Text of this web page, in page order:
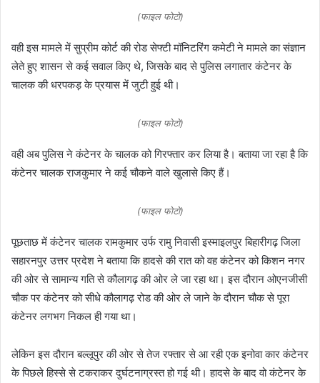
(फाइल फोटो)
वही इस मामले में सुप्रीम कोर्ट की रोड सेफ्टी मॉनिटरिंग कमेटी ने मामले का संज्ञान
लेते हुए शासन से कई सवाल किए थे, जिसके बाद से पुलिस लगातार कंटेनर के
चालक की धरपकड़ के प्रयास में जुटी हुई थी।
(फाइल फोटो)
वही अब पुलिस ने कंटेनर के चालक को गिरफ्तार कर लिया है। बताया जा रहा है कि
कंटेनर चालक राजकुमार ने कई चौकने वाले खुलासे किए हैं।
(फाइल फोटो)
पूछताछ में कंटेनर चालक रामकुमार उर्फ रामु निवासी इस्माइलपुर बिहारीगढ़ जिला
सहारनपुर उत्तर प्रदेश ने बताया कि हादसे की रात को वह कंटेनर को किशन नगर
की ओर से सामान्य गति से कौलागढ़ की ओर ले जा रहा था। इस दौरान ओएनजीसी
चौक पर कंटेनर को सीधे कौलागढ़ रोड की ओर ले जाने के दौरान चौक से पूरा
कंटेनर लगभग निकल ही गया था।
लेकिन इस दौरान बल्लूपुर की ओर से तेज रफ्तार से आ रही एक इनोवा कार कंटेनर
के पिछले हिस्से से टकराकर दुर्घटनाग्रस्त हो गई थी। हादसे के बाद वो कंटेनर के